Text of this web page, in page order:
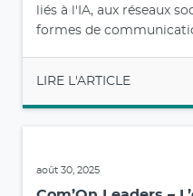
liés à l'IA, aux réseaux
formes de
LIRE L'ARTICLE